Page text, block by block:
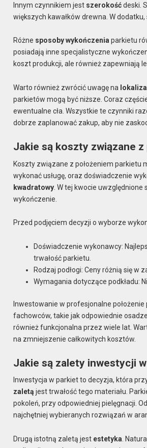
Innym czynnikiem jest szerokośćdeski.
większych kawałków drewna. W
Różne sposoby wykończenia parkietu
posiadają inne specjalistyczne
koszt produkcji, ale również zapewniają
Warto również zwrócić uwagę na
parkietów mogą być niższe. Coraz
ewentualne cła. Wszystkie te czynniki
dobrze zaplanować zakup, aby nie
Jakie są koszty związane
Koszty związane z położeniem parkietu
wykonać usługę, oraz doświadczenie
kwadratowy . W tej kwocie
wykończenie.
Przed podjęciem decyzji o wyborze
Doświadczenie wykonawcy:
trwałość parkietu.
Rodzaj podłogi: Ceny różnią się w
Wymagania dotyczące podkładu:
Inwestowanie w profesjonalne
fachowców, takie jak odpowiednie
również funkcjonalna przez wiele lat.
na zmniejszenie całkowitych kosztów.
Jakie są zalety inwestycji
Inwestycja w parkiet to decyzja, która
zaletą jest trwałość tego materiału.
pokoleń, przy odpowiedniej pielęgnacji.
najchętniej wybieranych rozwiązań w
Drugą istotną zaletą jest estetyka.